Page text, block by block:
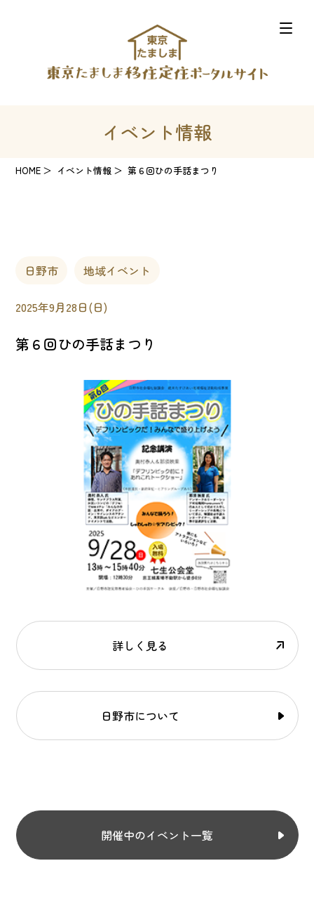
イベント情報
HOME イベント情報 第６回ひの手話まつり
日野市 地域イベント
2025年9月28日(日)
第６回ひの手話まつり
詳しく見る
日野市について
開催中のイベント一覧